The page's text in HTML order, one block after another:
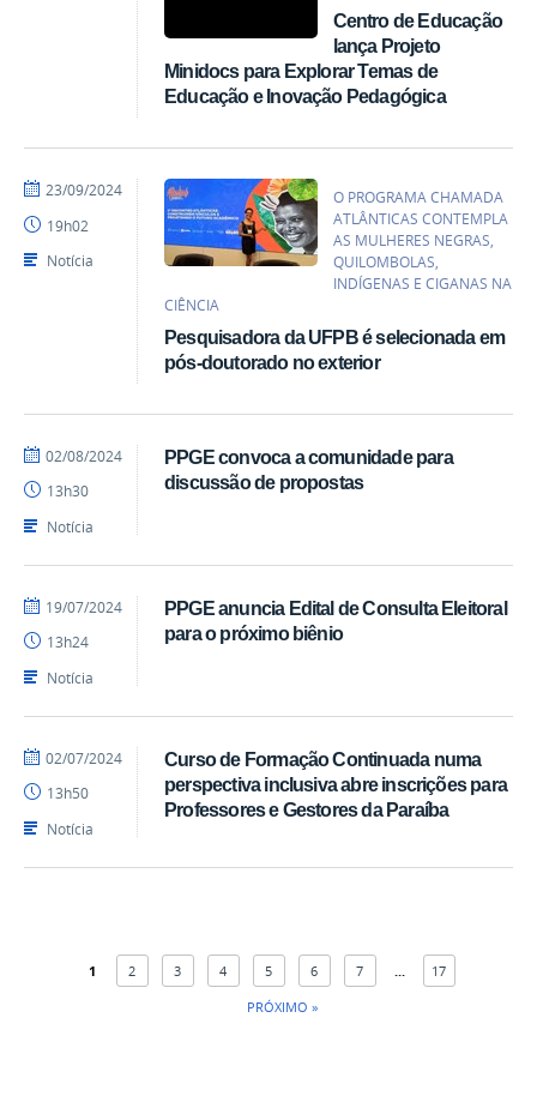
Centro de Educação
lança Projeto
Minidocs para Explorar Temas de
Educação e Inovação Pedagógica
O PROGRAMA CHAMADA
ATLÂNTICAS CONTEMPLA
AS MULHERES NEGRAS,
QUILOMBOLAS,
INDÍGENAS E CIGANAS NA
CIÊNCIA
Pesquisadora da UFPB é selecionada em
pós-doutorado no exterior
por
-
UFPB
publicado
23/09/2024
19h02
Notícia
PPGE convoca a comunidade para
discussão de propostas
por
publicado
02/08/2024
13h30
Notícia
PPGE anuncia Edital de Consulta Eleitoral
para o próximo biênio
por
publicado
19/07/2024
13h24
Notícia
Curso de Formação Continuada numa
perspectiva inclusiva abre inscrições para
Professores e Gestores da Paraíba
por
publicado
02/07/2024
13h50
Notícia
1 2 3 4 5 6 7
17
PRÓXIMO »